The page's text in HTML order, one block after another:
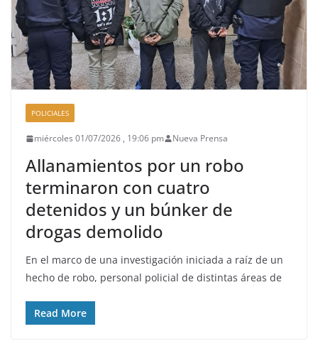
POLICIALES
miércoles 01/07/2026 , 19:06 pm Nueva Prensa
Allanamientos por un robo
terminaron con cuatro
detenidos y un búnker de
drogas demolido
En el marco de una investigación iniciada a raíz de un
hecho de robo, personal policial de distintas áreas de
Read More